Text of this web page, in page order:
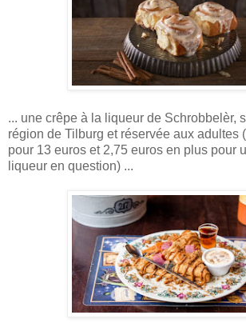
... une crêpe à la liqueur de Schrobbelèr,
région de Tilburg et réservée aux adultes
pour 13 euros et 2,75 euros en plus pour
liqueur en question) ...